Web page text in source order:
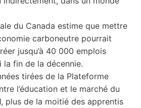
du Canada estime que mettre
carboneutre pourrait
jusqu’à 40 000 emplois
la fin de la décennie.
tirées de la Plateforme
l’éducation et le marché du
plus de la moitié des apprentis